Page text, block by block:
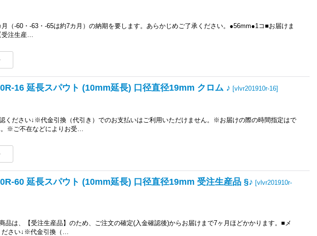
（-60・-63・-65は約7カ月）の納期を要します。あらかじめご了承ください。●56mm●1コ■お届けま
注生産…
16 延長スパウト (10mm延長) 口径直径19mm クロム ♪ [vlvr201910r-16]
ください↓※代金引換（代引き）でのお支払いはご利用いただけません。※お届けの際の時間指定はで
※ご不在などによりお受…
60 延長スパウト (10mm延長) 口径直径19mm 受注生産品 §♪ [vlvr201910r-
品は、【受注生産品】のため、ご注文の確定(入金確認後)からお届けまで7ヶ月ほどかかります。■メ
ださい↓※代金引換（…